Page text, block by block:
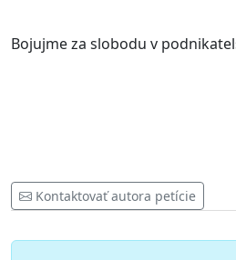
Bojujme za slobodu v
Kontaktovať autora petície